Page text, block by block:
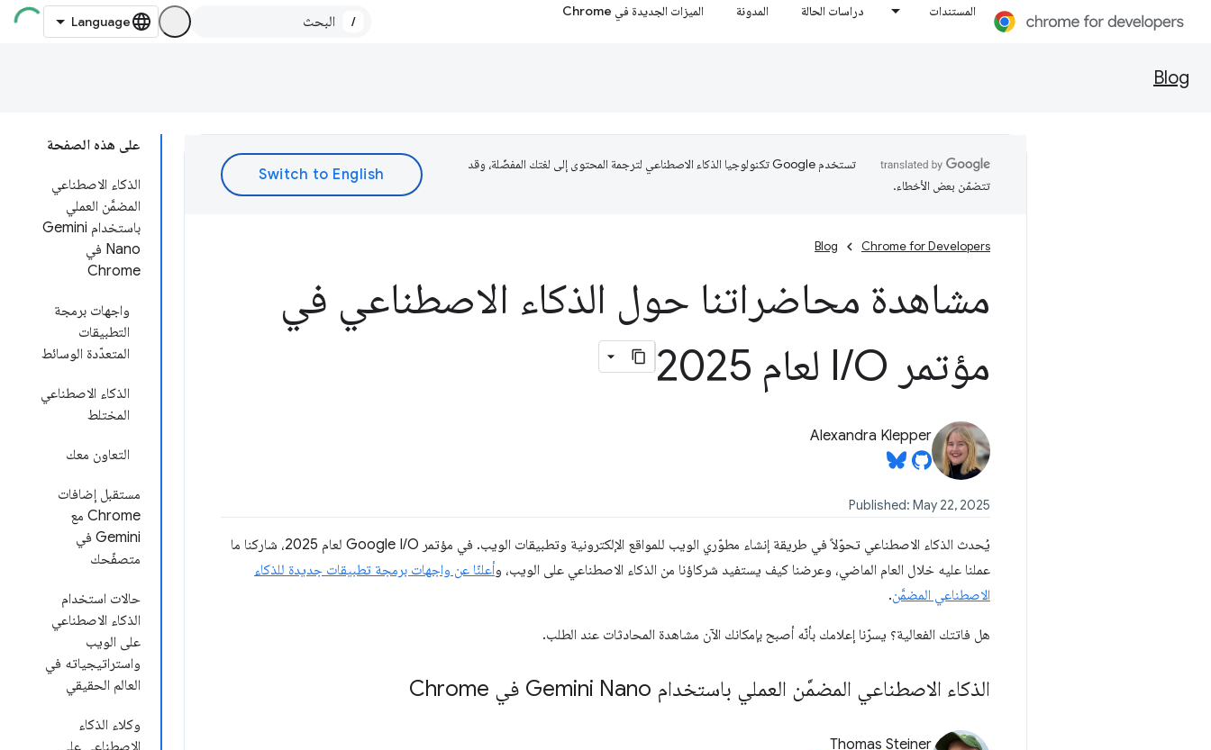
المستندات دراسات الحالة المدونة الميزات الجديدة في Chrome
/
Blog
على هذه الصفحة
الذكاء الاصطناعي
المضمَّن العملي
باستخدام Gemini
Nano في
Chrome
واجهات برمجة
التطبيقات
المتعدّدة الوسائط
الذكاء الاصطناعي
المختلط
التعاون معك
مستقبل إضافات
Chrome مع
Gemini في
متصفّحك
حالات استخدام
الذكاء الاصطناعي
على الويب
واستراتيجياته في
العالم الحقيقي
وكلاء الذكاء
الاصطناعي على
تستخدم Google تكنولوجيا الذكاء الاصطناعي لترجمة المحتوى إلى لغتك المفضّلة، وقد
تتضمّن بعض الأخطاء.
Chrome for Developers
Blog
مشاهدة محاضراتنا حول الذكاء الاصطناعي في
مؤتمر I
/O لعام 2025
Alexandra Klepper
Published: May 22, 2025
يُحدث الذكاء الاصطناعي تحوّلاً في طريقة إنشاء مطوّري الويب للمواقع الإلكترونية وتطبيقات الويب. في مؤتمر Google I/O لعام 2025، شاركنا ما
عملنا عليه خلال العام الماضي، وعرضنا كيف يستفيد شركاؤنا من الذكاء الاصطناعي على الويب، وأعلنّا عن واجهات برمجة تطبيقات جديدة للذكاء
الاصطناعي المضمَّن.
هل فاتتك الفعالية؟ يسرّنا إعلامك بأنّه أصبح بإمكانك الآن مشاهدة المحادثات عند الطلب.
الذكاء الاصطناعي المضمَّن العملي باستخدام Gemini Nano في Chrome
Thomas Steiner